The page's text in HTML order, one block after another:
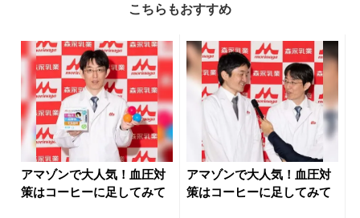
こちらもおすすめ
アマゾンで大人気！血圧対
策はコーヒーに足してみて
アマゾンで大人気！血圧対
策はコーヒーに足してみて